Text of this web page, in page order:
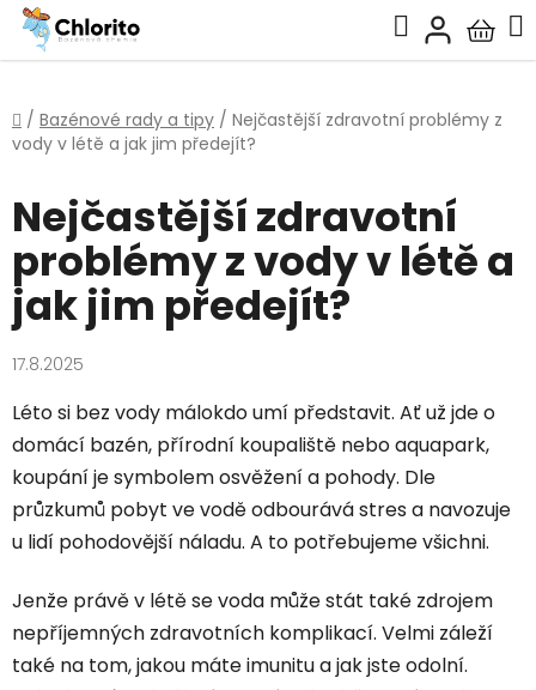
Přejít
obsah
Hledat
košík
Domů
/ Bazénové rady a tipy / Nejčastější zdravotní problémy z
vody v létě a jak jim předejít?
Nejčastější zdravotní
problémy z vody v létě a
jak jim předejít?
17.8.2025
Léto si bez vody málokdo umí představit. Ať už jde o
domácí bazén, přírodní koupaliště nebo aquapark,
koupání je symbolem osvěžení a pohody. Dle
průzkumů pobyt ve vodě odbourává stres a navozuje
u lidí pohodovější náladu. A to potřebujeme všichni.
Jenže právě v létě se voda může stát také zdrojem
nepříjemných zdravotních komplikací. Velmi záleží
také na tom, jakou máte imunitu a jak jste odolní.